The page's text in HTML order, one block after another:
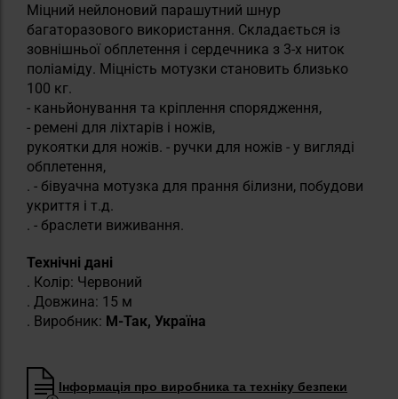
Міцний нейлоновий парашутний шнур
багаторазового використання. Складається із
зовнішньої обплетення і сердечника з 3-х ниток
поліаміду. Міцність мотузки становить близько
100 кг.
- каньйонування та кріплення спорядження,
- ремені для ліхтарів і ножів,
рукоятки для ножів. - ручки для ножів - у вигляді
обплетення,
. - бівуачна мотузка для прання білизни, побудови
укриття і т.д.
. - браслети виживання.
Технічні дані
. Колір: Червоний
. Довжина: 15 м
. Виробник: М-Так, Україна
Інформація про виробника та техніку безпеки